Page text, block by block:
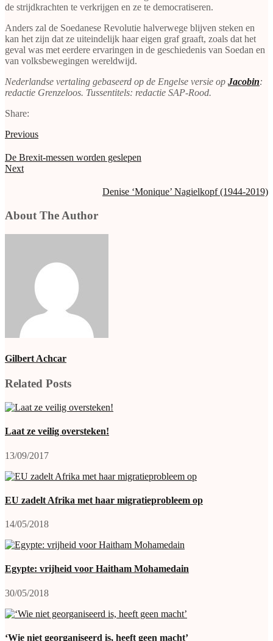
de strijdkrachten te verkrijgen en ze te democratiseren.
Anders zal de Soedanese Revolutie halverwege blijven steken en
kan het zijn dat ze uiteindelijk haar eigen graf graaft, zoals dat het
geval was met eerdere ervaringen in de geschiedenis van Soedan en
van volksbewegingen wereldwijd.
Nederlandse vertaling gebaseerd op de Engelse versie op Jacobin:
redactie Grenzeloos. Tussentitels: redactie SAP-Rood.
Share:
Previous
De Brexit-messen worden geslepen
Next
Denise ‘Monique’ Nagielkopf (1944-2019)
About The Author
Gilbert Achcar
Related Posts
Laat ze veilig oversteken!
13/09/2017
EU zadelt Afrika met haar migratieprobleem op
14/05/2018
Egypte: vrijheid voor Haitham Mohamedain
30/05/2018
‘Wie niet georganiseerd is, heeft geen macht’